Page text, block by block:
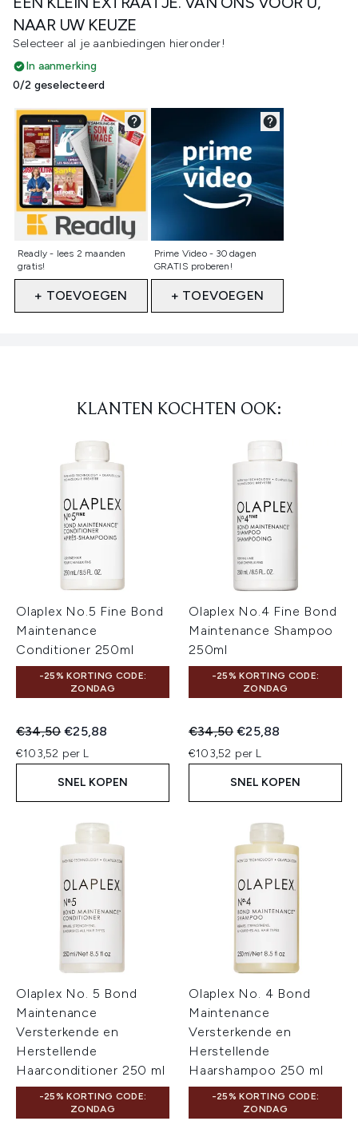
NAAR UW KEUZE
Selecteer al je aanbiedingen hieronder!
In aanmerking
0/2 geselecteerd
Readly - lees 2 maanden
gratis!
Niet geselecteerd
+ TOEVOEGEN
Prime Video - 30 dagen
GRATIS proberen!
Niet geselecteerd
+ TOEVOEGEN
KLANTEN KOCHTEN OOK:
Olaplex No.5 Fine Bond
Maintenance
Conditioner 250ml
-25% KORTING CODE:
ZONDAG
Recommended Retail Price:
€34,50Huidige prijs:
€25,88
€103,52 per L
SNEL KOPEN
Olaplex No.4 Fine Bond
Maintenance Shampoo
250ml
-25% KORTING CODE:
ZONDAG
Recommended Retail Price:
€34,50Huidige prijs:
€25,88
€103,52 per L
SNEL KOPEN
Olaplex No. 5 Bond
Maintenance
Versterkende en
Herstellende
Haarconditioner 250 ml
-25% KORTING CODE:
ZONDAG
Olaplex No. 4 Bond
Maintenance
Versterkende en
Herstellende
Haarshampoo 250 ml
-25% KORTING CODE:
ZONDAG